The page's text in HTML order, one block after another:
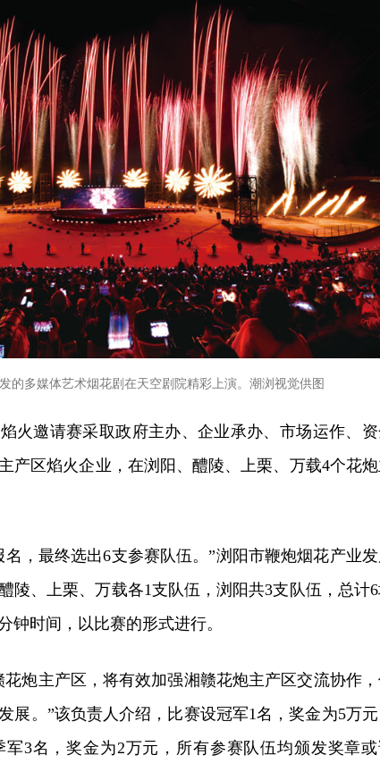
的多媒体艺术烟花剧在天空剧院精彩上演。潮浏视觉供图
火邀请赛采取政府主办、企业承办、市场运作、
产区焰火企业，在浏阳、醴陵、上栗、万载4个花
名，最终选出6支参赛队伍。”浏阳市鞭炮烟花产业
陵、上栗、万载各1支队伍，浏阳共3支队伍，总计
钟时间，以比赛的形式进行。
炮主产区，将有效加强湘赣花炮主产区交流协作，
展。”该负责人介绍，比赛设冠军1名，奖金为5万元
3名，奖金为2万元，所有参赛队伍均颁发奖章或